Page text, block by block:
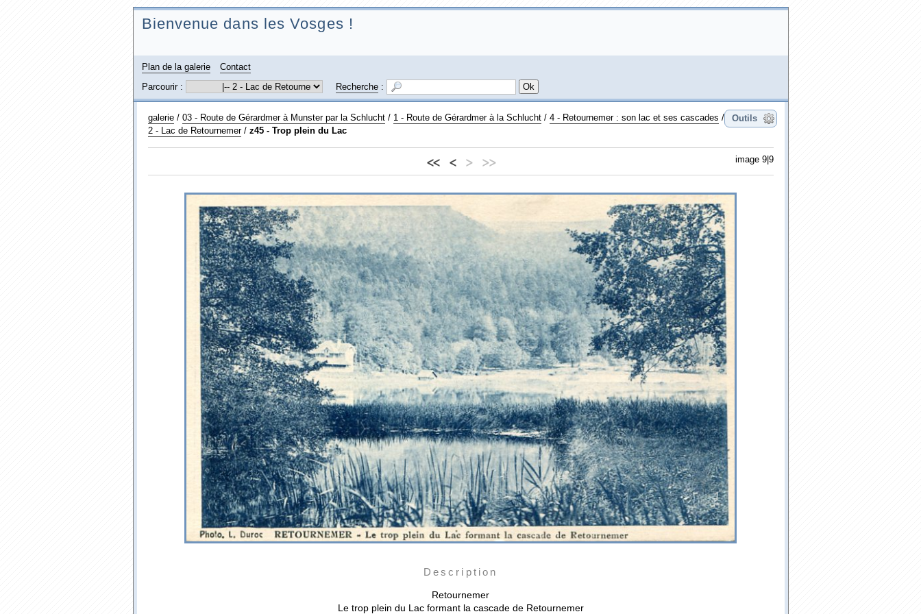
Bienvenue dans les Vosges !
Plan de la galerie
Contact
Parcourir :
Recherche:
Outils
galerie/ 03 - Route de Gérardmer à Munster par la Schlucht/ 1 - Route de Gérardmer à la Schlucht/ 4 - Retournemer : son lac et ses cascades /
2 - Lac de Retournemer/ z45 - Trop plein du Lac
image 9|9
<< < > >>
Description
Retournemer
Le trop plein du Lac formant la cascade de Retournemer